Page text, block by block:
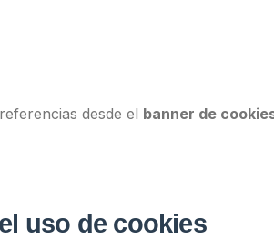
desde el banner de
uso de cookies